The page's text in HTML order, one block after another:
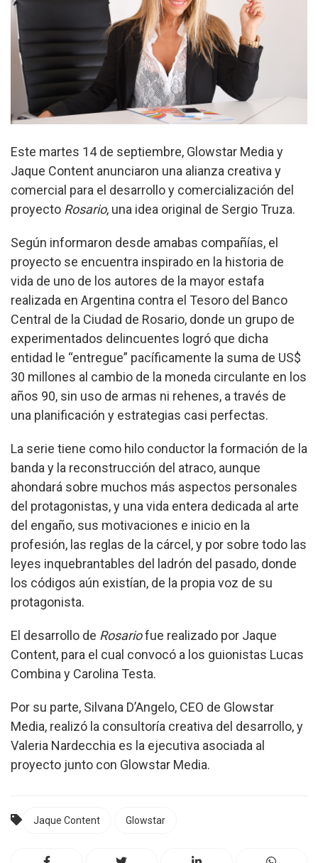
Este martes 14 de septiembre, Glowstar Media y
Jaque Content anunciaron una alianza creativa y
comercial para el desarrollo y comercialización del
proyecto Rosario, una idea original de Sergio Truza.
Según informaron desde amabas compañías, el
proyecto se encuentra inspirado en la historia de
vida de uno de los autores de la mayor estafa
realizada en Argentina contra el Tesoro del Banco
Central de la Ciudad de Rosario, donde un grupo de
experimentados delincuentes logró que dicha
entidad le “entregue” pacíficamente la suma de US$
30 millones al cambio de la moneda circulante en los
años 90, sin uso de armas ni rehenes, a través de
una planificación y estrategias casi perfectas.
La serie tiene como hilo conductor la formación de la
banda y la reconstrucción del atraco, aunque
ahondará sobre muchos más aspectos personales
del protagonistas, y una vida entera dedicada al arte
del engaño, sus motivaciones e inicio en la
profesión, las reglas de la cárcel, y por sobre todo las
leyes inquebrantables del ladrón del pasado, donde
los códigos aún existían, de la propia voz de su
protagonista.
El desarrollo de Rosariofue realizado por Jaque
Content, para el cual convocó a los guionistas Lucas
Combina y Carolina Testa.
Por su parte, Silvana D’Angelo, CEO de Glowstar
Media, realizó la consultoría creativa del desarrollo, y
Valeria Nardecchia es la ejecutiva asociada al
proyecto junto con Glowstar Media.
Jaque Content Glowstar